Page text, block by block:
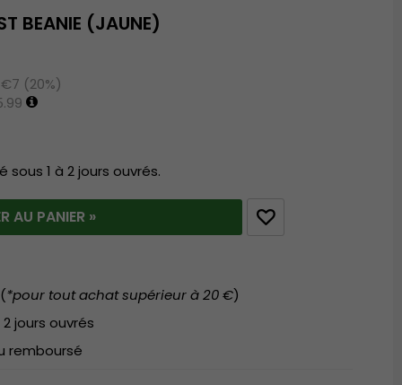
BEANIE (JAUNE)
(20%)
1 à 2 jours ouvrés.
AU PANIER »
*pour tout achat supérieur à 20 €)
jours ouvrés
remboursé